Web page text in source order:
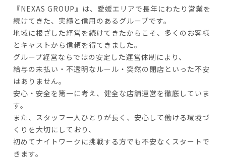
『NEXAS GROUP』は、愛媛エリアで長年にわたり営業を
続けてきた、実績と信用のあるグループです。
地域に根ざした経営を続けてきたからこそ、多くのお客様
とキャストから信頼を得てきました。
グループ経営ならではの安定した運営体制により、
給与の未払い・不透明なルール・突然の閉店といった不安
はありません。
安心・安全を第一に考え、健全な店舗運営を徹底していま
す。
また、スタッフ一人ひとりが長く、安心して働ける環境づ
くりを大切にしており、
初めてナイトワークに挑戦する方でも不安なくスタートで
きます。